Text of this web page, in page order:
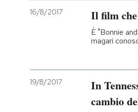
16/8/2017 Il film
È "Bonnie
magari
19/8/2017
In
cambio